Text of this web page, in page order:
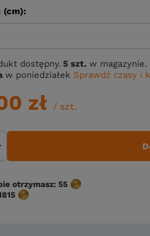
(cm)
dostępny 5 szt. w magazynie.
w poniedziałek Sprawdź czasy i
zł / szt.
otrzymasz: 55